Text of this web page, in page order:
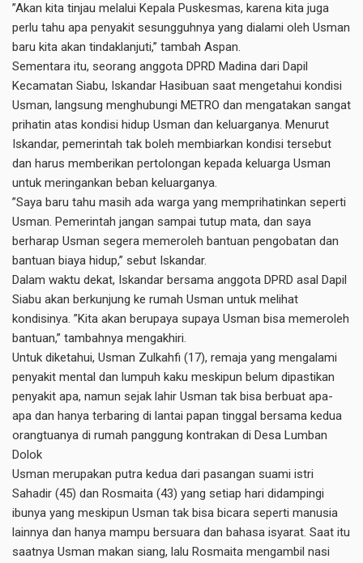
”Akan kita tinjau melalui Kepala Puskesmas, karena kita juga
perlu tahu apa penyakit sesungguhnya yang dialami oleh Usman
baru kita akan tindaklanjuti,” tambah Aspan.
Sementara itu, seorang anggota DPRD Madina dari Dapil
Kecamatan Siabu, Iskandar Hasibuan saat mengetahui kondisi
Usman, langsung menghubungi METRO dan mengatakan sangat
prihatin atas kondisi hidup Usman dan keluarganya. Menurut
Iskandar, pemerintah tak boleh membiarkan kondisi tersebut
dan harus memberikan pertolongan kepada keluarga Usman
untuk meringankan beban keluarganya.
”Saya baru tahu masih ada warga yang memprihatinkan seperti
Usman. Pemerintah jangan sampai tutup mata, dan saya
berharap Usman segera memeroleh bantuan pengobatan dan
bantuan biaya hidup,” sebut Iskandar.
Dalam waktu dekat, Iskandar bersama anggota DPRD asal Dapil
Siabu akan berkunjung ke rumah Usman untuk melihat
kondisinya. ”Kita akan berupaya supaya Usman bisa memeroleh
bantuan,” tambahnya mengakhiri.
Untuk diketahui, Usman Zulkahfi (17), remaja yang mengalami
penyakit mental dan lumpuh kaku meskipun belum dipastikan
penyakit apa, namun sejak lahir Usman tak bisa berbuat apa-
apa dan hanya terbaring di lantai papan tinggal bersama kedua
orangtuanya di rumah panggung kontrakan di Desa Lumban
Dolok
Usman merupakan putra kedua dari pasangan suami istri
Sahadir (45) dan Rosmaita (43) yang setiap hari didampingi
ibunya yang meskipun Usman tak bisa bicara seperti manusia
lainnya dan hanya mampu bersuara dan bahasa isyarat. Saat itu
saatnya Usman makan siang, lalu Rosmaita mengambil nasi